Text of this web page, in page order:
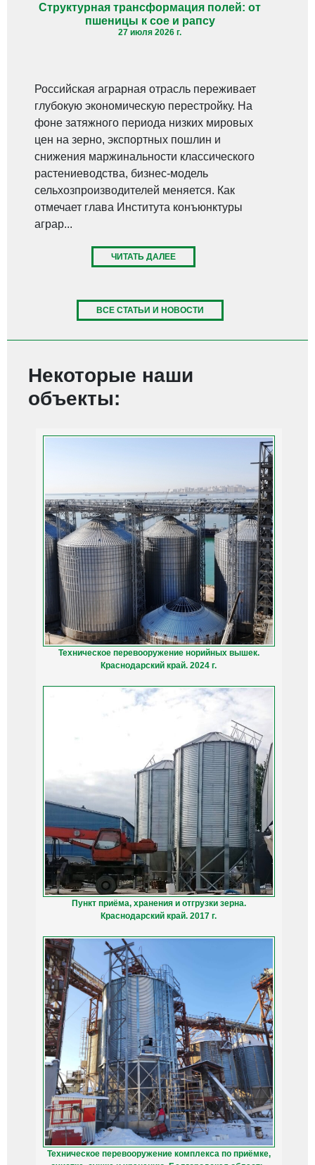
Структурная трансформация полей: от
пшеницы к сое и рапсу
27 июля 2026 г.
Российская аграрная отрасль переживает
глубокую экономическую перестройку. На
фоне затяжного периода низких мировых
цен на зерно, экспортных пошлин и
снижения маржинальности классического
растениеводства, бизнес-модель
сельхозпроизводителей меняется. Как
отмечает глава Института конъюнктуры
аграр...
ЧИТАТЬ ДАЛЕЕ
ВСЕ СТАТЬИ И НОВОСТИ
Некоторые наши
объекты:
Техническое перевооружение норийных вышек.
Краснодарский край. 2024 г.
Пункт приёма, хранения и отгрузки зерна.
Краснодарский край. 2017 г.
Техническое перевооружение комплекса по приёмке,